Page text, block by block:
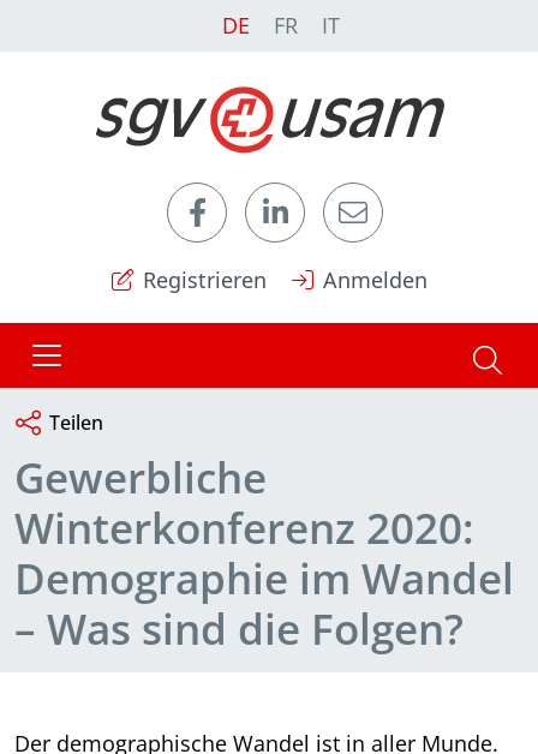
DE FR IT
Registrieren Anmelden
Teilen
Gewerbliche
Winterkonferenz 2020:
Demographie im Wandel
– Was sind die Folgen?
Der demographische Wandel ist in aller Munde.